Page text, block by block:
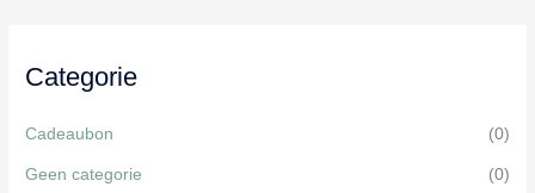
Categorie
Cadeaubon (0)
Geen categorie (0)